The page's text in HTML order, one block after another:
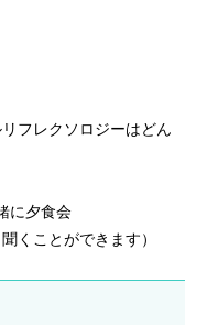
フレクソロジーはどん
に夕食会
くことができます）